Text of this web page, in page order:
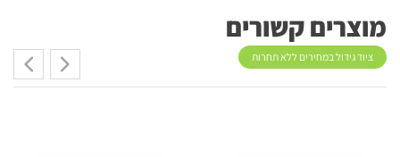
מוצרים קשורים
ציוד גידול במחירים ללא תחרות